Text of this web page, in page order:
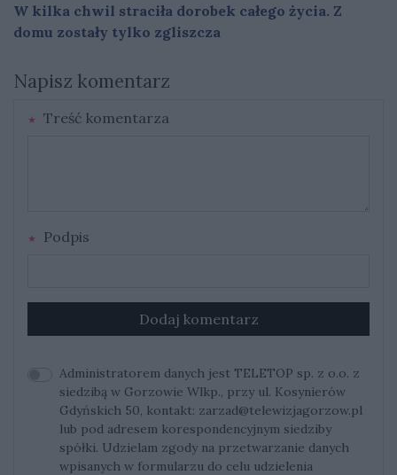
W kilka chwil straciła dorobek całego życia. Z
domu zostały tylko zgliszcza
Napisz komentarz
Treść komentarza
Podpis
Dodaj komentarz
Administratorem danych jest TELETOP sp. z o.o. z
siedzibą w Gorzowie Wlkp., przy ul. Kosynierów
Gdyńskich 50, kontakt: zarzad@telewizjagorzow.pl
lub pod adresem korespondencyjnym siedziby
spółki. Udzielam zgody na przetwarzanie danych
wpisanych w formularzu do celu udzielenia